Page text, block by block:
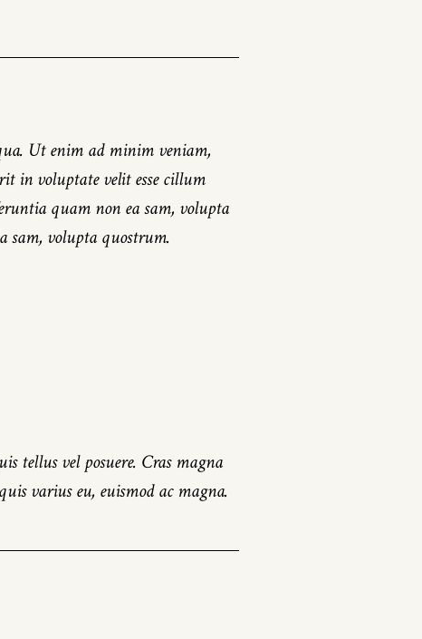
Ut enim ad minim veniam,
in voluptate velit esse cillum
quam non ea sam, volupta
sam, volupta quostrum.
tellus vel posuere. Cras magna
varius eu, euismod ac magna.